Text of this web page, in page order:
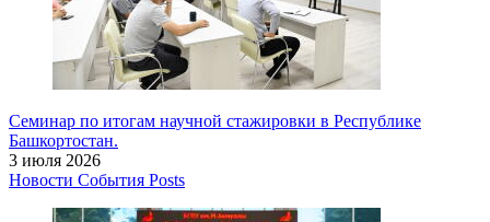
Семинар по итогам научной стажировки в Республике
Башкортостан.
3 июля 2026
Новости События Posts